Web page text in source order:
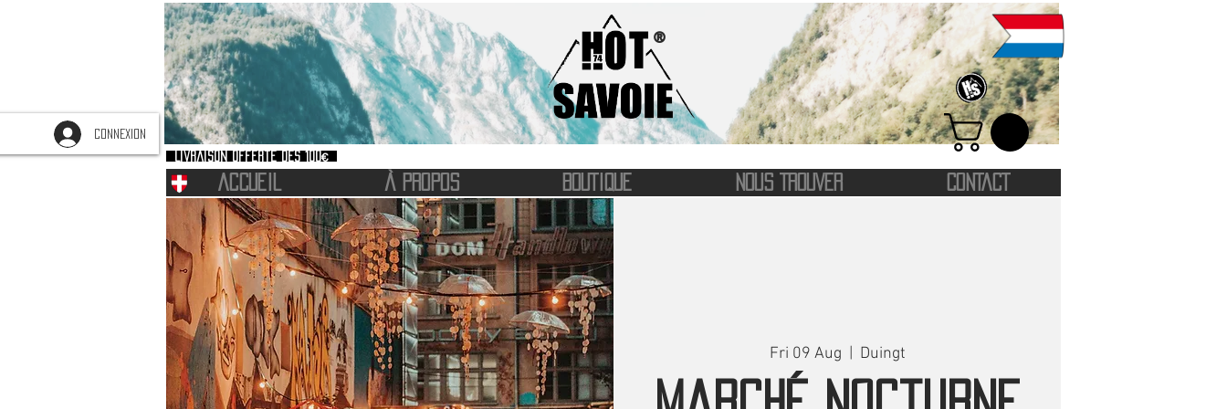
CONNEXION
®
Livraison offerte dès 100€
ACCUEIL À PROPOS BOUTIQUE NOUS TROUVER CONTACT
Fri 09 Aug Duingt